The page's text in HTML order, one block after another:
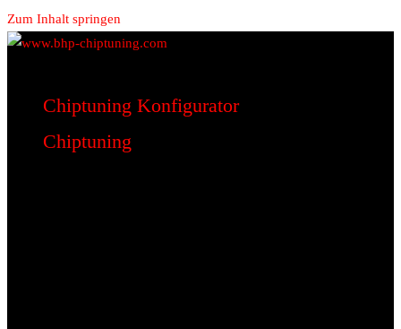
Zum Inhalt springen
www.bhp-chiptuning.com
BHP Motorsport
Chiptuning Konfigurator
Chiptuning